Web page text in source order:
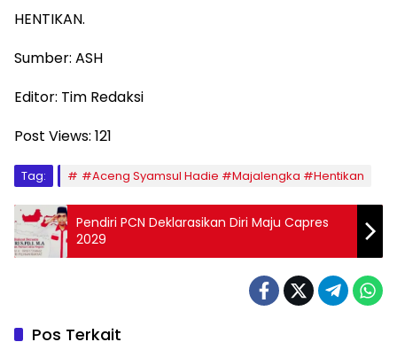
HENTIKAN.
Sumber: ASH
Editor: Tim Redaksi
Post Views: 121
Tag: #Aceng Syamsul Hadie #Majalengka #Hentikan
Pendiri PCN Deklarasikan Diri Maju Capres
2029
Pos Terkait